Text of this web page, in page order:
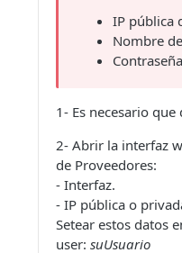
IP pública
Nombre
1- Es necesario
2- Abrir la interfaz
de Proveedores:
- Interfaz.
- IP pública o
Setear estos datos
user: suUsuario